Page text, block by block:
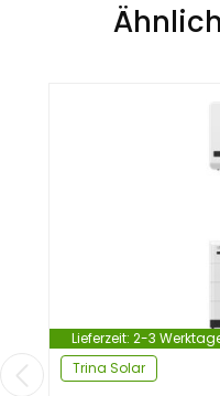
Lieferzeit: 2-3
Trina Solar